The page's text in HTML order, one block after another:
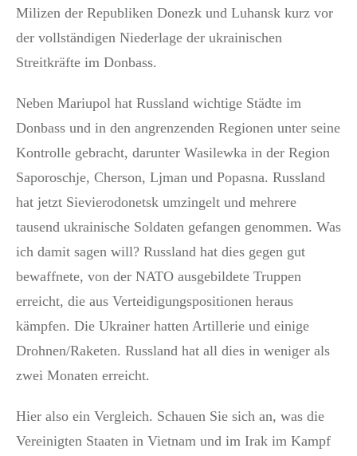
Milizen der Republiken Donezk und Luhansk kurz vor
der vollständigen Niederlage der ukrainischen
Streitkräfte im Donbass.
Neben Mariupol hat Russland wichtige Städte im
Donbass und in den angrenzenden Regionen unter seine
Kontrolle gebracht, darunter Wasilewka in der Region
Saporoschje, Cherson, Ljman und Popasna. Russland
hat jetzt Sievierodonetsk umzingelt und mehrere
tausend ukrainische Soldaten gefangen genommen. Was
ich damit sagen will? Russland hat dies gegen gut
bewaffnete, von der NATO ausgebildete Truppen
erreicht, die aus Verteidigungspositionen heraus
kämpfen. Die Ukrainer hatten Artillerie und einige
Drohnen/Raketen. Russland hat all dies in weniger als
zwei Monaten erreicht.
Hier also ein Vergleich. Schauen Sie sich an, was die
Vereinigten Staaten in Vietnam und im Irak im Kampf